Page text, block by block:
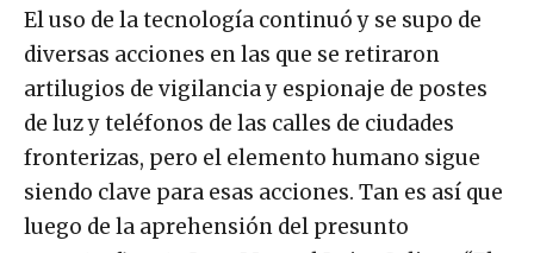
El uso de la tecnología continuó y se supo de
diversas acciones en las que se retiraron
artilugios de vigilancia y espionaje de postes
de luz y teléfonos de las calles de ciudades
fronterizas, pero el elemento humano sigue
siendo clave para esas acciones. Tan es así que
luego de la aprehensión del presunto